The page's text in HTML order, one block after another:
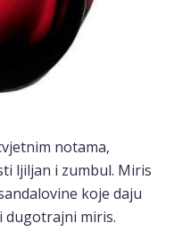
notama,
ljiljan i zumbul. Miris
koje daju
dugotrajni miris.